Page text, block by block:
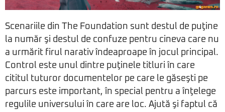
Scenariile din The Foundation sunt destul de puţine
la număr şi destul de confuze pentru cineva care nu
a urmărit firul narativ îndeaproape în jocul principal.
Control este unul dintre puţinele titluri în care
cititul tuturor documentelor pe care le găseşti pe
parcurs este important, în special pentru a înţelege
regulile universului în care are loc. Ajută şi faptul că